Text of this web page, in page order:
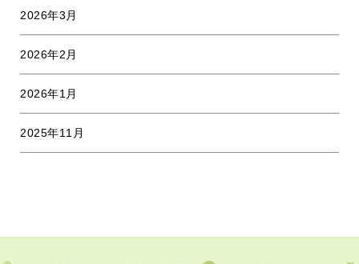
2026年3月
2026年2月
2026年1月
2025年11月